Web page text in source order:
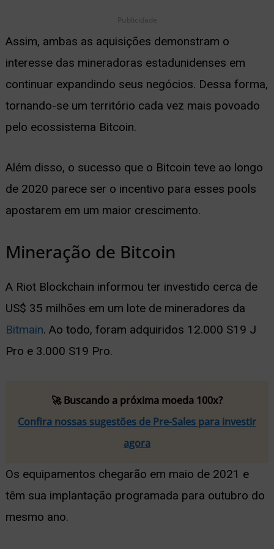
Publicidade
Assim, ambas as aquisições demonstram o
interesse das mineradoras estadunidenses em
continuar expandindo seus negócios. Dessa forma,
tornando-se um território cada vez mais povoado
pelo ecossistema Bitcoin.
Além disso, o sucesso que o Bitcoin teve ao longo
de 2020 parece ser o incentivo para esses pools
apostarem em um maior crescimento.
Mineração de Bitcoin
A Riot Blockchain informou ter investido cerca de
US$ 35 milhões em um lote de mineradores da
Bitmain. Ao todo, foram adquiridos 12.000 S19 J
Pro e 3.000 S19 Pro.
🚀 Buscando a próxima moeda 100x?
Confira nossas sugestões de Pre-Sales para investir
agora
Os equipamentos chegarão em maio de 2021 e
têm sua implantação programada para outubro do
mesmo ano.